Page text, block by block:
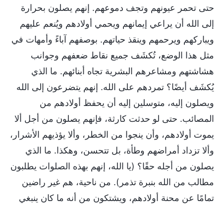
حتى تحمر عيونهم وتجف دموعهم. إنهم يصلون بحرارة
إلى الله أن يراعي إيمانهم ويحمي أولادهم ويُنعم عليهم
ويباركهم ويرحمهم وينقذ حياتهم. بوصفهم آباءً وأمهات في
مثل هذا الوضع، تُكشَف جميع نقاط ضعفهم وجوانب
هشاشتهم ومشاعرهم البشرية تجاه أبنائهم. ما الذي
يُكشَف أيضًا؟ تمردهم على الله. إنهم يتضرعون إلى الله
ويصلون إليه، متوسلين إليه أن يحفظ أولادهم من
المصائب. حتى لو حدثت كارثة، فإنهم يصلون من أجل ألا
يموت أولادهم، وأن ينجوا من الخطر، وألا يؤذيهم الأشرار،
وألا تزداد أمراضهم وطأة، بل تتحسن، وهكذا. ما الذي
يصلون من أجله حقًا؟ (يا الله، إنهم بهذه الصلوات يطلبون
مطالب من الله بنبرة تذمر). من ناحية، هم غير راضين
تمامًا عن محنة أولادهم، ويشتكون من أنه ما كان ينبغي